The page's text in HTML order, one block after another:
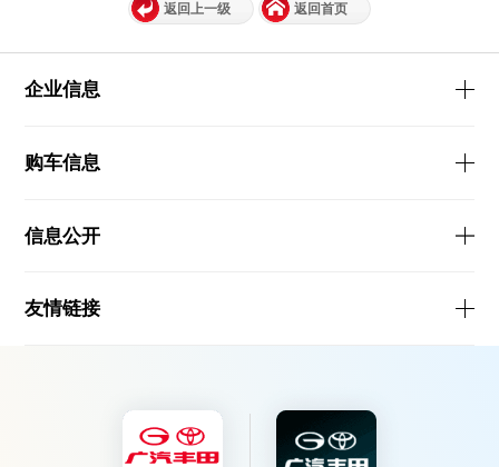
返回上一级 返回首页
企业信息
购车信息
信息公开
友情链接